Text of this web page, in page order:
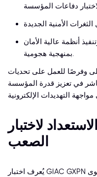
أنظمة عالية الأمان
بمنهجية هجومية.
وفرصًا للعمل على تحديات
في تعزيز قدرة المؤسسة
الاستعداد لاختبار GIAC GXPN
الصعب
يُعرف اختبار GIAC GXPN بصعوبته البالغة، مما يعكس المستوى